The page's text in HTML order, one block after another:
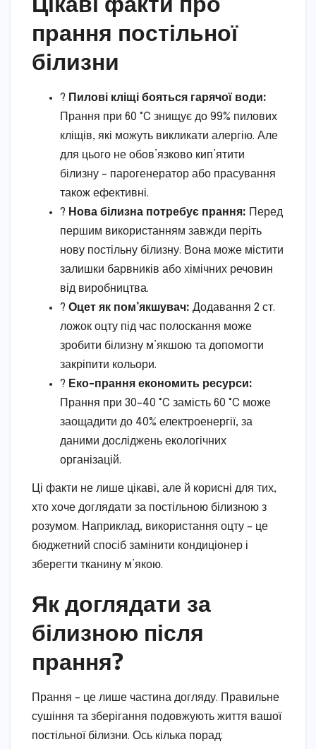
прання постільної
білизни
? Пилові кліщі бояться гарячої води:
Прання при 60 °C знищує до 99% пилових
кліщів, які можуть викликати алергію. Але
для цього не обов’язково кип’ятити
білизну – парогенератор або прасування
також ефективні.
? Нова білизна потребує прання: Перед
першим використанням завжди періть
нову постільну білизну. Вона може містити
залишки барвників або хімічних речовин
від виробництва.
? Оцет як пом’якшувач: Додавання 2 ст.
ложок оцту під час полоскання може
зробити білизну м’якшою та допомогти
закріпити кольори.
? Еко-прання економить ресурси:
Прання при 30–40 °C замість 60 °C може
заощадити до 40% електроенергії, за
даними досліджень екологічних
організацій.
Ці факти не лише цікаві, але й корисні для тих,
хто хоче доглядати за постільною білизною з
розумом. Наприклад, використання оцту – це
бюджетний спосіб замінити кондиціонер і
зберегти тканину м’якою.
Як доглядати за
білизною після
прання?
Прання – це лише частина догляду. Правильне
сушіння та зберігання подовжують життя вашої
постільної білизни. Ось кілька порад: